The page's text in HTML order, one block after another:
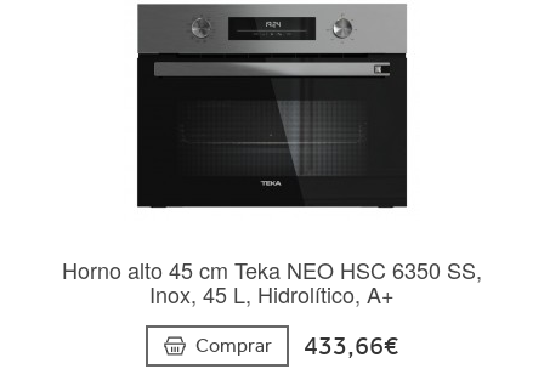
Horno alto 45 cm Teka NEO HSC 6350 SS,
Inox, 45 L, Hidrolítico, A+
Comprar 433,66€